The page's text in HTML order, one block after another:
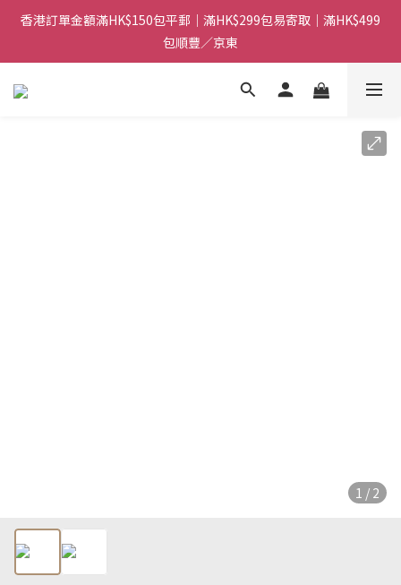
香港訂單金額滿HK$150包平郵｜滿HK$299包易寄取｜滿HK$499
包順豐／京東
香港訂單金額滿HK$150包平郵｜滿HK$299包易寄取｜滿HK$499
包順豐／京東
【網店限定！】指定清貨商品每消費HK$100即享購物金HK$50回
香港訂單金額滿HK$150包平郵｜滿HK$299包易寄取｜滿HK$499
1 / 2